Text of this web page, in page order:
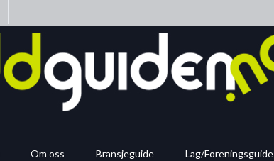
Om oss Bransjeguide Lag/Foreningsguide